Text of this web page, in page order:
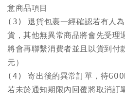
意商品項目
(3) 退貨包裹一經確認若有人為
貨，其他無異常商品將會先受理
將會再聯繫消費者並且以貨到付
元）
(4) 寄出後的異常訂單，待
若未於通知期限內回覆將取消訂